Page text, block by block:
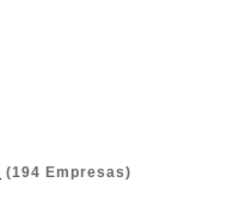
(194 Empresas)